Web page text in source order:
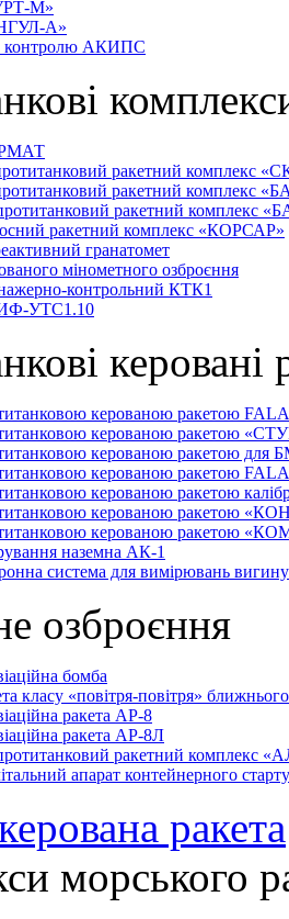
М»
А»
контролю АКИПС
ракетний комплекс
ракетний комплекс
ракетний комплекс
ракетний комплекс «КОРСАР»
гранатомет
мінометного озброєння
контрольний КТК1
УТС1.10
керовані
керованою ракетою
керованою ракетою
керованою ракетою для
керованою ракетою
керованою ракетою
керованою ракетою
керованою ракетою
наземна АК-1
система для вимірювань
озброєння
бомба
класу «повітря-повітря»
ракета АР-8
ракета АР-8Л
ракетний комплекс
апарат контейнерного
ракета
морського